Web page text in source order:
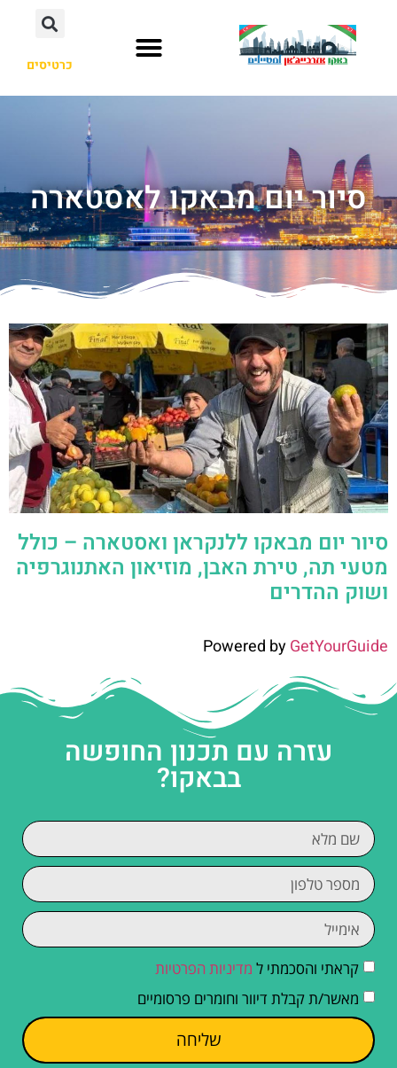
כרטיסים
סיור יום מבאקו לאסטארה
סיור יום מבאקו ללנקראן ואסטארה – כולל
מטעי תה, טירת האבן, מוזיאון האתנוגרפיה
ושוק ההדרים
Powered byGetYourGuide
עזרה עם תכנון החופשה
בבאקו?
קראתי והסכמתי ל מדיניות הפרטיות
מאשר/ת קבלת דיוור וחומרים פרסומיים
שליחה